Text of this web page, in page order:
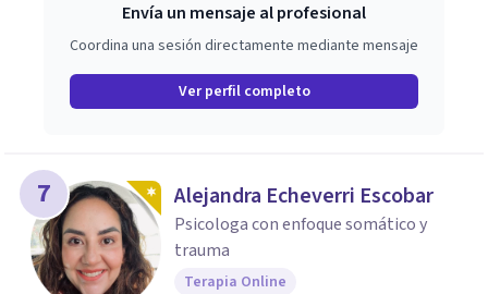
Envía un mensaje al profesional
Coordina una sesión directamente mediante mensaje
Ver perfil completo
7 Alejandra Echeverri Escobar
Psicologa con enfoque somático y
trauma
Terapia Online